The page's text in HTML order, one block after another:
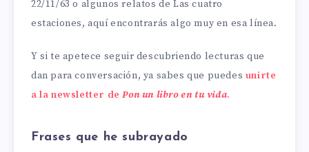
22/11/63 o algunos relatos de Las cuatro
estaciones, aquí encontrarás algo muy en esa línea.
Y si te apetece seguir descubriendo lecturas que
dan para conversación, ya sabes que puedes unirte
a la newsletter dePon un libro en tu vida.
Frases que he subrayado